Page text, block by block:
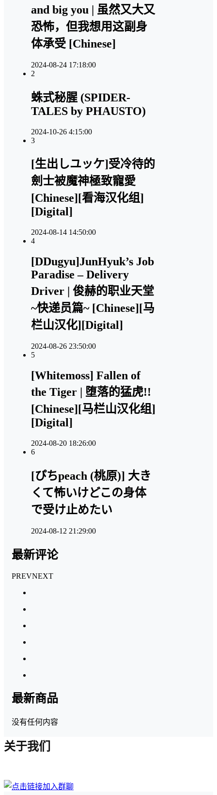
and big you | 虽然又大又
恐怖，但我想用这副身
体承受 [Chinese]
2024-08-24 17:18:00
2
蛛式秘腥 (SPIDER-
TALES by PHAUSTO)
2024-10-26 4:15:00
3
[生出しユッケ]受冷待的
劍士被魔神極致寵愛
[Chinese][看海汉化组]
[Digital]
2024-08-14 14:50:00
4
[DDugyu]JunHyuk’s Job
Paradise – Delivery
Driver | 俊赫的职业天堂
~快递员篇~ [Chinese][马
栏山汉化][Digital]
2024-08-26 23:50:00
5
[Whitemoss] Fallen of
the Tiger | 堕落的猛虎!!
[Chinese][马栏山汉化组]
[Digital]
2024-08-20 18:26:00
6
[ぴちpeach (桃原)] 大き
くて怖いけどこの身体
で受け止めたい
2024-08-12 21:29:00
最新评论
PREVNEXT
最新商品
没有任何内容
关于我们